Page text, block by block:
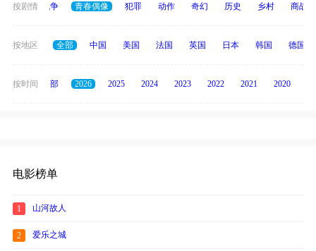
按剧情
古装 战争 青春偶像 犯罪 动作 奇幻 历史 乡村 商战
按地区 全部 中国 美国 法国 英国 日本 韩国 德国
按时间 全部 2026 2025 2024 2023 2022 2021 2020
电影榜单
1 山河故人
2 爱乐之城